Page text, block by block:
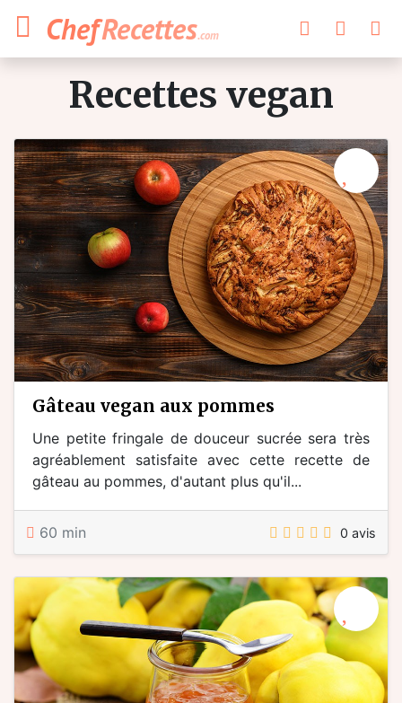
ChefRecettes.com
recettes vegan
gâteau vegan aux pommes
Une petite fringale de douceur sucrée sera très
agréablement satisfaite avec cette recette de
gâteau au pommes, d'autant plus qu'il...
60 min 0 avis